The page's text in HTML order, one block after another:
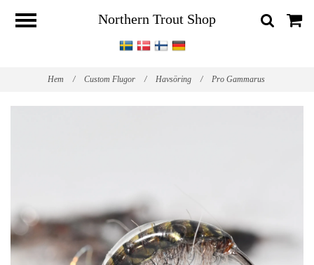
Northern Trout Shop
Hem / Custom Flugor / Havsöring / Pro Gammarus